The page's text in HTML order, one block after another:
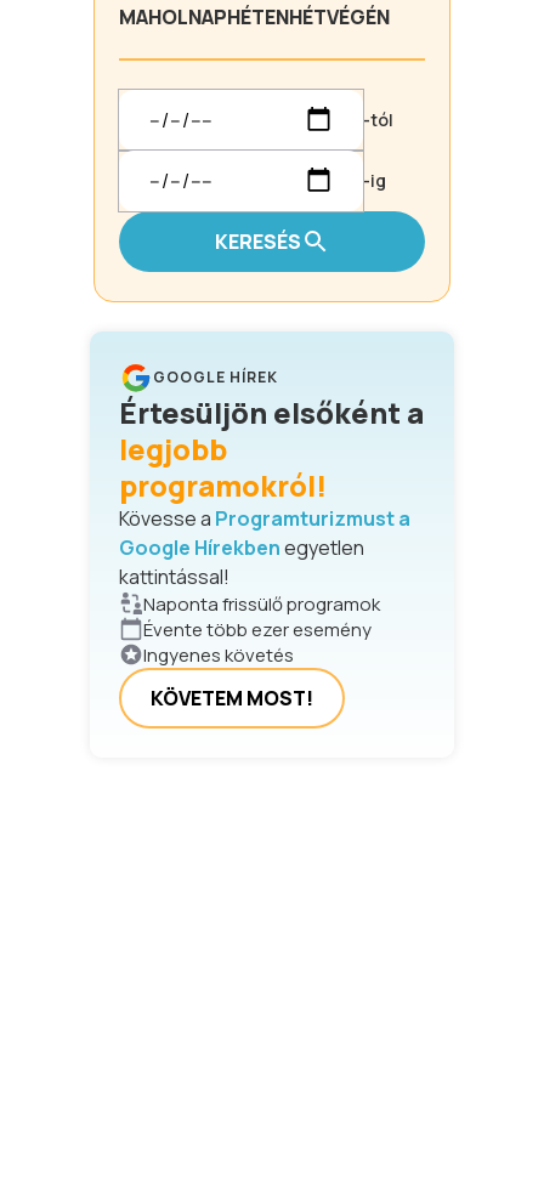
MAHOLNAPHÉTENHÉTVÉGÉN
-tól
-ig
KERESÉS
GOOGLE HÍREK
Értesüljön elsőként a
legjobb
programokról!
Kövesse a Programturizmust a
Google Hírekbenegyetlen
kattintással!
Naponta frissülő programok
Évente több ezer esemény
Ingyenes követés
KÖVETEM MOST!